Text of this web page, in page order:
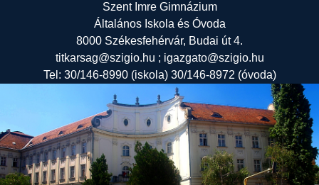
Szent Imre Gimnázium
Általános Iskola és Óvoda
8000 Székesfehérvár, Budai út 4.
titkarsag@szigio.hu ; igazgato@szigio.hu
Tel: 30/146-8990 (iskola) 30/146-8972 (óvoda)